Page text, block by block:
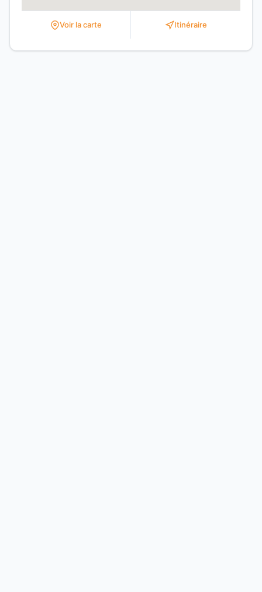
Voir la carte Itinéraire